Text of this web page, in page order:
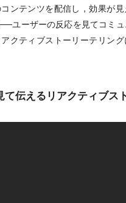
ンテンツを配信し，効果が見
ユーザーの反応を見てコミュ
クティブストーリーテリン
て伝えるリアクティブス